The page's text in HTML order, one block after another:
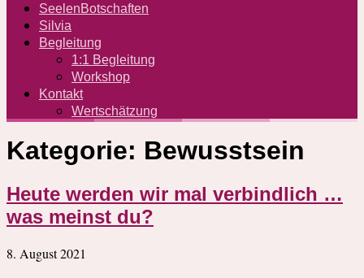
SeelenBotschaften
Silvia
Begleitung
1:1 Begleitung
Workshop
Kontakt
Wertschätzung
Kategorie: Bewusstsein
Heute werden wir mal verbindlich …
was meinst du?
8. August 2021